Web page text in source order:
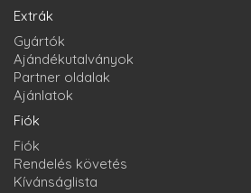
Extrák
Gyártók
Ajándékutalványok
Partner oldalak
Ajánlatok
Fiók
Fiók
Rendelés követés
Kívánságlista